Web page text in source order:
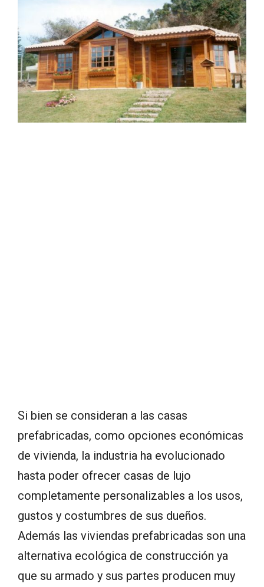
Si bien se consideran a las casas
prefabricadas, como opciones económicas
de vivienda, la industria ha evolucionado
hasta poder ofrecer casas de lujo
completamente personalizables a los usos,
gustos y costumbres de sus dueños.
Además las viviendas prefabricadas son una
alternativa ecológica de construcción ya
que su armado y sus partes producen muy